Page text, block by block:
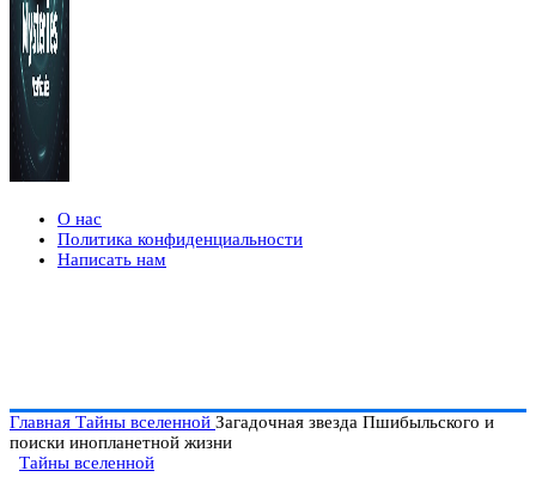
О нас
Политика конфиденциальности
Написать нам
Главная Тайны вселенной Загадочная звезда Пшибыльского и
поиски инопланетной жизни
Тайны вселенной